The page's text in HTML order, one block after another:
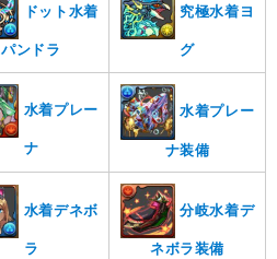
ドット水着
パンドラ
究極水着ヨ
グ
水着プレー
ナ
水着プレー
ナ装備
水着デネボ
ラ
分岐水着デ
ネボラ装備